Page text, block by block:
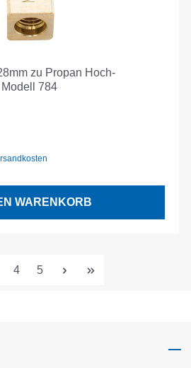
zu Propan Hoch-
784
WARENKORB
Seite
4 Seite
5